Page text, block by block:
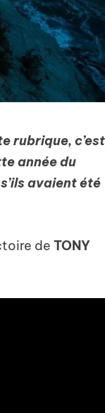
rubrique, c’est
année du
avaient été
deTONY